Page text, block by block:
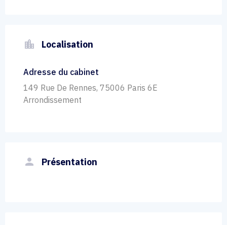
location_city Localisation
Adresse du cabinet
149 Rue De Rennes, 75006 Paris 6E
Arrondissement
person Présentation